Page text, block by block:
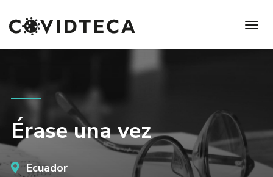
Érase una vez
Ecuador